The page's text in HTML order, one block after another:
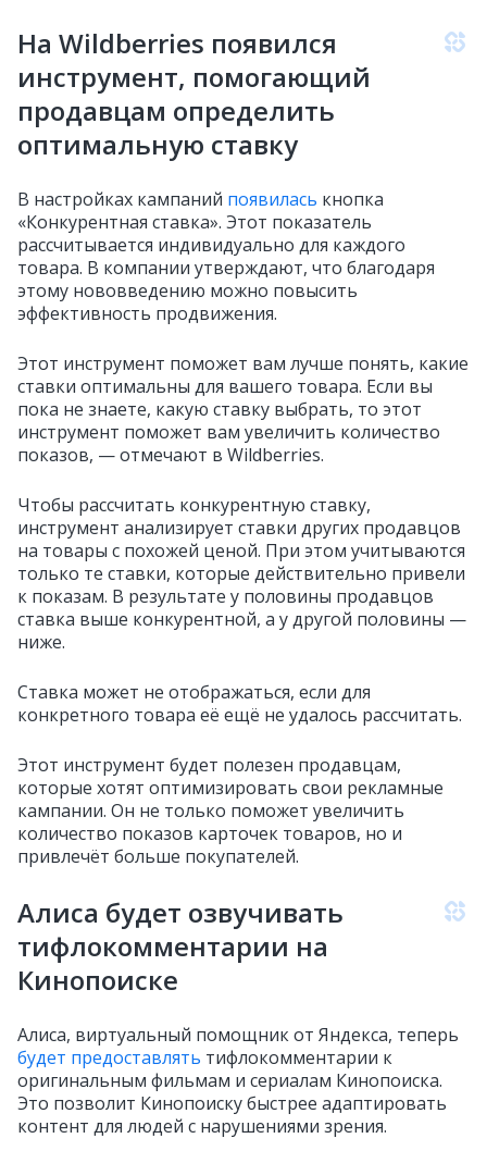
На Wildberries появился
инструмент, помогающий
продавцам определить
оптимальную ставку
В настройках кампаний появилась кнопка
«Конкурентная ставка». Этот показатель
рассчитывается индивидуально для каждого
товара. В компании утверждают, что благодаря
этому нововведению можно повысить
эффективность продвижения.
Этот инструмент поможет вам лучше понять, какие
ставки оптимальны для вашего товара. Если вы
пока не знаете, какую ставку выбрать, то этот
инструмент поможет вам увеличить количество
показов, — отмечают в Wildberries.
Чтобы рассчитать конкурентную ставку,
инструмент анализирует ставки других продавцов
на товары с похожей ценой. При этом учитываются
только те ставки, которые действительно привели
к показам. В результате у половины продавцов
ставка выше конкурентной, а у другой половины —
ниже.
Ставка может не отображаться, если для
конкретного товара её ещё не удалось рассчитать.
Этот инструмент будет полезен продавцам,
которые хотят оптимизировать свои рекламные
кампании. Он не только поможет увеличить
количество показов карточек товаров, но и
привлечёт больше покупателей.
Алиса будет озвучивать
тифлокомментарии на
Кинопоиске
Алиса, виртуальный помощник от Яндекса, теперь
будет предоставлять тифлокомментарии к
оригинальным фильмам и сериалам Кинопоиска.
Это позволит Кинопоиску быстрее адаптировать
контент для людей с нарушениями зрения.